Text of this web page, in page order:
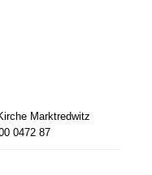
Marktredwitz
0472 87